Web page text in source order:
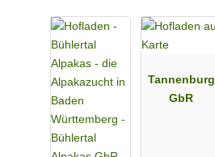
Tannenburg
GbR